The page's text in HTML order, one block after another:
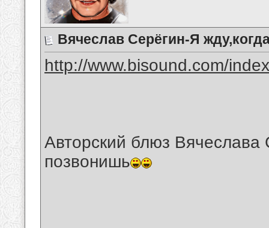
Вячеслав Серёгин-Я
http://www.bisound.com/
Авторский блюз Вячеслава
позвонишь